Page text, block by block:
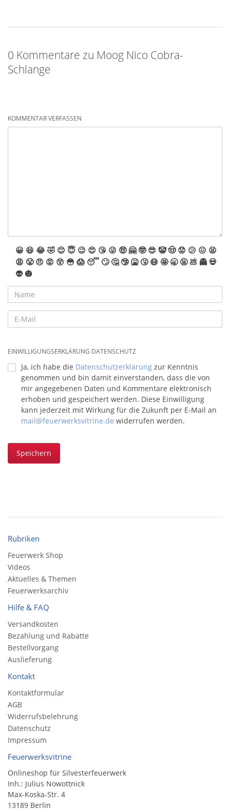
0 Kommentare zu Moog Nico Cobra-
Schlange
KOMMENTAR VERFASSEN
😀 😆 😂🤣 😊 😇 😉 😍 😘 😜 🤑 🤗 🤓 😎 🤡🤠 😟 😕 😖 😫
😩 😤 😠 😡 😲 😳 😱 😴 🙄 🤔 🤥 🤮 🤧 😷 🤩 🥱 🤬 💩 👻 💀
👽 🎃
EINWILLIGUNGSERKLÄRUNG DATENSCHUTZ
Ja, ich habe die Datenschutzerklärung zur Kenntnis
genommen und bin damit einverstanden, dass die von
mir angegebenen Daten und Kommentare elektronisch
erhoben und gespeichert werden. Diese Einwilligung
kann jederzeit mit Wirkung für die Zukunft per E-Mail an
mail@feuerwerksvitrine.de widerrufen werden.
Speichern
Rubriken
Feuerwerk Shop
Videos
Aktuelles & Themen
Feuerwerksarchiv
Hilfe & FAQ
Versandkosten
Bezahlung und Rabatte
Bestellvorgang
Auslieferung
Kontakt
Kontaktformular
AGB
Widerrufsbelehrung
Datenschutz
Impressum
Feuerwerksvitrine
Onlineshop für Silvesterfeuerwerk
Inh.: Julius Nowottnick
Max-Koska-Str. 4
13189 Berlin